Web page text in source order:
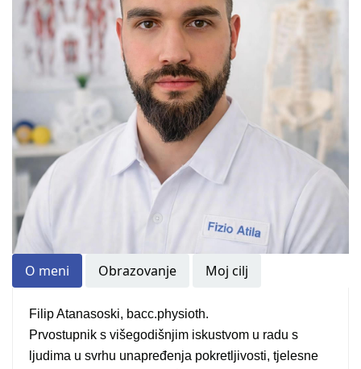
O meni Obrazovanje Moj cilj
Filip Atanasoski, bacc.physioth.
Prvostupnik s višegodišnjim iskustvom u radu s
ljudima u svrhu unapređenja pokretljivosti, tjelesne